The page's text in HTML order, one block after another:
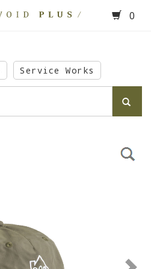
0
Service Works